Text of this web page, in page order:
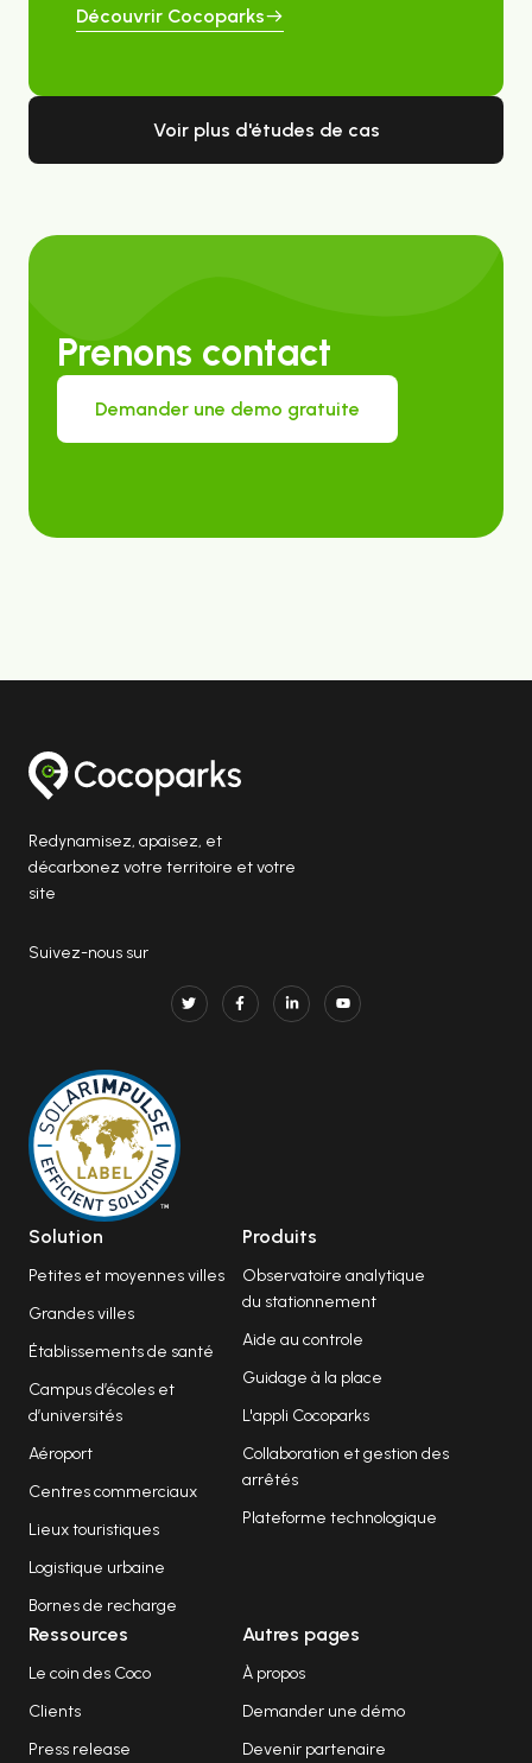
Découvrir Cocoparks
Voir plus d'études de cas
Prenons contact
Demander une demo gratuite
Redynamisez, apaisez, et
décarbonez votre territoire et votre
site
Suivez-nous sur
Solution
Petites et moyennes villes
Grandes villes
Établissements de santé
Campus d’écoles et
d’universités
Aéroport
Centres commerciaux
Lieux touristiques
Logistique urbaine
Bornes de recharge
Produits
Observatoire analytique
du stationnement
Aide au controle
Guidage à la place
L'appli Cocoparks
Collaboration et gestion des
arrêtés
Plateforme technologique
Ressources
Le coin des Coco
Clients
Press release
Autres pages
À propos
Demander une démo
Devenir partenaire